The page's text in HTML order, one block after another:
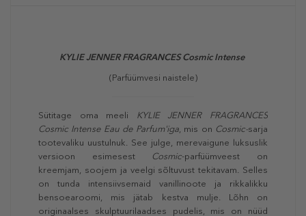
KYLIE JENNER FRAGRANCES Cosmic Intense
(Parfüümvesi naistele)
Sütitage oma meeli KYLIE JENNER FRAGRANCES
Cosmic Intense Eau de Parfum'iga, mis on Cosmic-sarja
tootevaliku uustulnuk. See julge, merevaigune luksuslik
versioon esimesest
Cosmic-parfüümveest on
kreemjam, soojem ja veelgi sõltuvust tekitavam. Selles
on tunda intensiivsemaid vanillinoote ja rikkalikku
bensoearoomi, mis jätab kestva mulje. Lõhn on
originaalses skulptuurilaadses pudelis, mis on nüüd